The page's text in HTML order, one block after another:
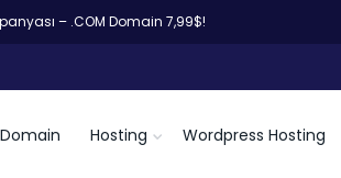
– .COM Domain 7,99$!
Hosting Wordpress Hosting